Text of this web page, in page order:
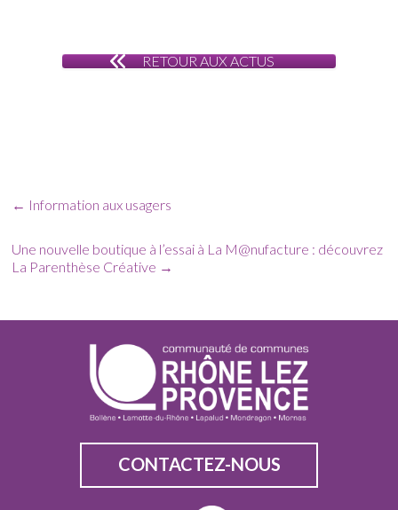
RETOUR AUX ACTUS
← Information aux usagers
Une nouvelle boutique à l’essai à La M@nufacture : découvrez
La Parenthèse Créative →
CONTACTEZ-NOUS